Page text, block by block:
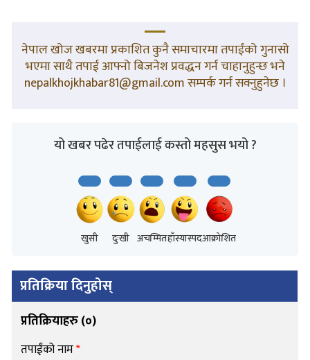
नेपाल खोज खबरमा प्रकाशित कुनै समाचारमा तपाईंको गुनासो
भएमा साथै तपाई आफ्नो बिजनेश प्रवद्धन गर्न चाहानुहुन्छ भने
nepalkhojkhabar81@gmail.com सम्पर्क गर्न सक्नुहुनेछ ।
यो खबर पढेर तपाईलाई कस्तो महसुस भयो ?
खुसी दुःखी अचम्मितहाँस्यास्पदआक्रोशित
प्रतिक्रिया दिनुहोस्
प्रतिक्रियाहरु (०)
तपाईंको नाम*